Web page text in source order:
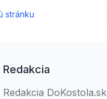
stránku
Redakcia
Redakcia DoKostola.sk